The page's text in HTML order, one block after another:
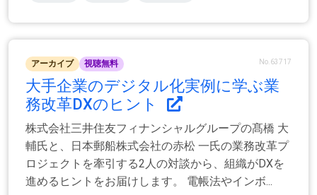
アーカイブ 視聴無料 No.63717
大手企業のデジタル化実例に学ぶ業
務改革DXのヒント
株式会社三井住友フィナンシャルグループの髙橋 大
輔氏と、日本郵船株式会社の赤松 一氏の業務改革プ
ロジェクトを牽引する2人の対談から、組織がDXを
進めるヒントをお届けします。 電帳法やインボ...